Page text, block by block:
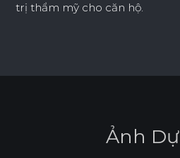
trị thẩm mỹ cho căn hộ.
Ảnh Dự